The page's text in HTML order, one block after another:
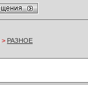
> РАЗНОЕ